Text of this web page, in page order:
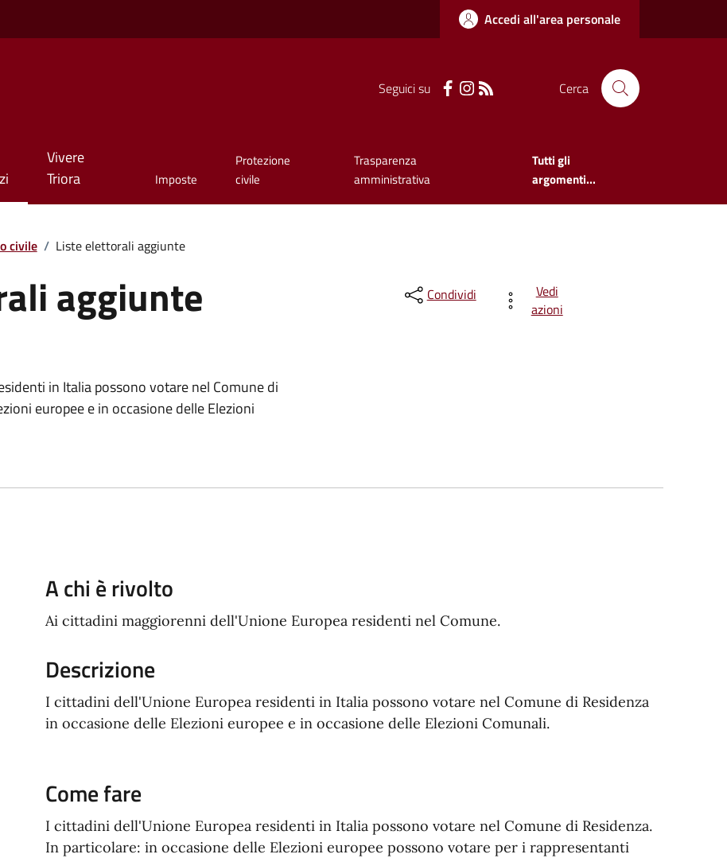
Accedi all'area personale
Seguici su Cerca
Vivere
Triora
Imposte
Protezione
civile
Trasparenza
amministrativa
Tutti gli
argomenti...
civile / Liste elettorali aggiunte
aggiunte
in Italia possono votare nel Comune di
europee e in occasione delle Elezioni
Condividi
Vedi
azioni
A chi è rivolto
Ai cittadini maggiorenni dell'Unione Europea residenti nel Comune.
Descrizione
I cittadini dell'Unione Europea residenti in Italia possono votare nel Comune di Residenza
in occasione delle Elezioni europee e in occasione delle Elezioni Comunali.
Come fare
I cittadini dell'Unione Europea residenti in Italia possono votare nel Comune di Residenza.
In particolare: in occasione delle Elezioni europee possono votare per i rappresentanti